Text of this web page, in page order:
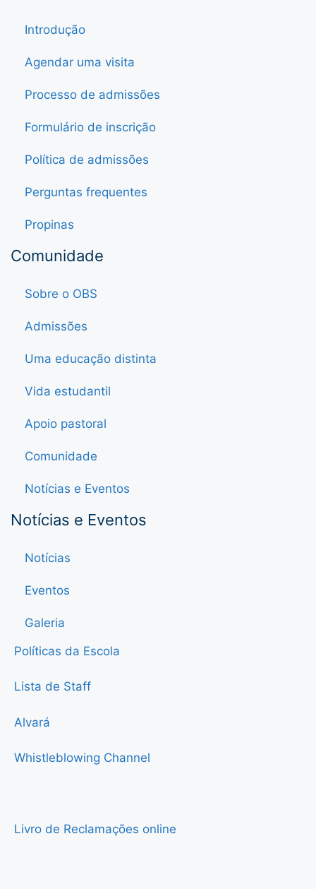
Introdução
Agendar uma visita
Processo de admissões
Formulário de inscrição
Política de admissões
Perguntas frequentes
Propinas
Comunidade
Sobre o OBS
Admissões
Uma educação distinta
Vida estudantil
Apoio pastoral
Comunidade
Notícias e Eventos
Notícias e Eventos
Notícias
Eventos
Galeria
Políticas da Escola
Lista de Staff
Alvará
Whistleblowing Channel
Livro de Reclamações online